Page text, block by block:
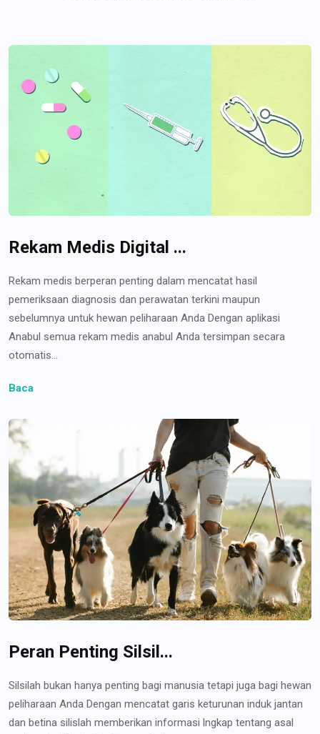
Rekam Medis Digital ...
Rekam medis berperan penting dalam mencatat hasil
pemeriksaan diagnosis dan perawatan terkini maupun
sebelumnya untuk hewan peliharaan Anda Dengan aplikasi
Anabul semua rekam medis anabul Anda tersimpan secara
otomatis...
Baca
Peran Penting Silsil...
Silsilah bukan hanya penting bagi manusia tetapi juga bagi hewan
peliharaan Anda Dengan mencatat garis keturunan induk jantan
dan betina silislah memberikan informasi lngkap tentang asal